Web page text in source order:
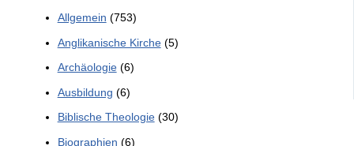
Allgemein (753)
Anglikanische Kirche(5)
Archäologie(6)
Ausbildung (6)
Biblische Theologie(30)
Biographien (6)